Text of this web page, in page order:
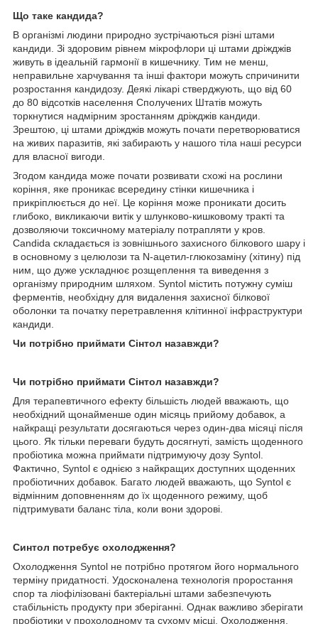
Що таке кандида?
В організмі людини природно зустрічаються різні штами
кандиди. Зі здоровим рівнем мікрофлори ці штами дріжджів
живуть в ідеальній гармонії в кишечнику. Тим не менш,
неправильне харчування та інші фактори можуть спричинити
розростання кандидозу. Деякі лікарі стверджують, що від 60
до 80 відсотків населення Сполучених Штатів можуть
торкнутися надмірним зростанням дріжджів кандиди.
Зрештою, ці штами дріжджів можуть почати перетворюватися
на живих паразитів, які забирають у нашого тіла наші ресурси
для власної вигоди.
Згодом кандида може почати розвивати схожі на рослини
коріння, яке проникає всередину стінки кишечника і
прикріплюється до неї. Це коріння може проникати досить
глибоко, викликаючи витік у шлунково-кишковому тракті та
дозволяючи токсичному матеріалу потрапляти у кров.
Candida складається із зовнішнього захисного білкового шару і
в основному з целюлози та N-ацетил-глюкозаміну (хітину) під
ним, що дуже ускладнює розщеплення та виведення з
організму природним шляхом. Syntol містить потужну суміш
ферментів, необхідну для видалення захисної білкової
оболонки та початку перетравлення клітинної інфраструктури
кандиди.
Чи потрібно приймати Сінтол назавжди?
Чи потрібно приймати Сінтол назавжди?
Для терапевтичного ефекту більшість людей вважають, що
необхідний щонайменше один місяць прийому добавок, а
найкращі результати досягаються через один-два місяці після
цього. Як тільки переваги будуть досягнуті, замість щоденного
пробіотика можна приймати підтримуючу дозу Syntol.
Фактично, Syntol є однією з найкращих доступних щоденних
пробіотичних добавок. Багато людей вважають, що Syntol є
відмінним доповненням до їх щоденного режиму, щоб
підтримувати баланс тіла, коли вони здорові.
Синтол потребує охолодження?
Охолодження Syntol не потрібно протягом його нормального
терміну придатності. Удосконалена технологія проростання
спор та ліофілізовані бактеріальні штами забезпечують
стабільність продукту при зберіганні. Однак важливо зберігати
пробіотики у прохолодному та сухому місці. Охолодження,